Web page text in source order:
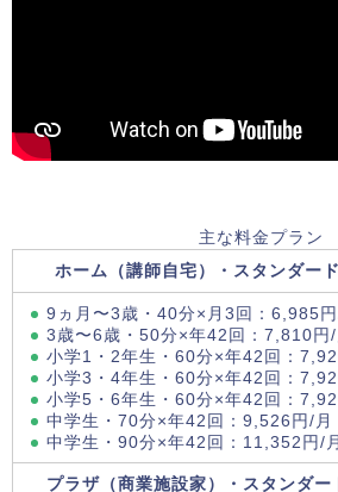
主な料金プラン
ホーム（講師自宅）・スタンダー
9ヵ月〜3歳・40分×月3回：6,985円
3歳〜6歳・50分×年42回：7,810円/
小学1・2年生・60分×年42回：
小学3・4年生・60分×年42回：
小学5・6年生・60分×年42回：
中学生・70分×年42回：9,526円/月
中学生・90分×年42回：11,352円/月
プラザ（商業施設家）・スタンダー